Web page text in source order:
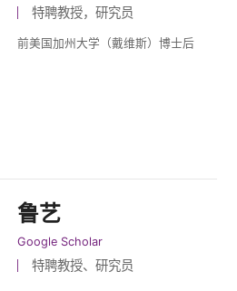
特聘教授，研究员
前美国加州大学（戴维斯）博士后
鲁艺
Google Scholar
特聘教授、研究员